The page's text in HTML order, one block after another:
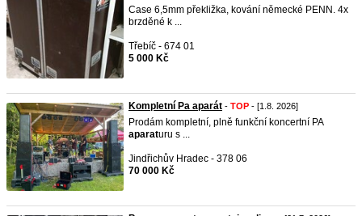
Case 6,5mm překližka, kování německé PENN. 4x
brzděné k ...
Třebíč - 674 01
5 000 Kč
Kompletní Pa aparát - TOP - [1.8. 2026]
Prodám kompletní, plně funkční koncertní PA
aparaturu s ...
Jindřichův Hradec - 378 06
70 000 Kč